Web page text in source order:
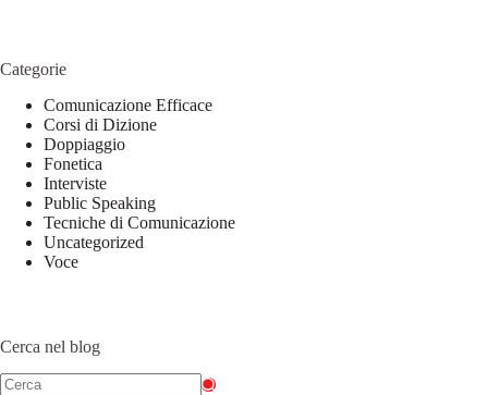
Categorie
Comunicazione Efficace
Corsi di Dizione
Doppiaggio
Fonetica
Interviste
Public Speaking
Tecniche di Comunicazione
Uncategorized
Voce
Cerca nel blog